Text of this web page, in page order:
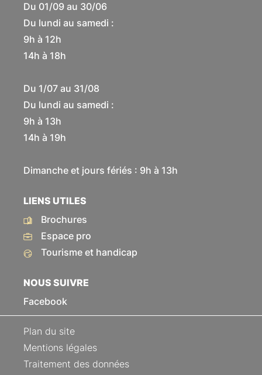
Du 01/09 au 30/06
Du lundi au samedi :
9h à 12h
14h à 18h
Du 1/07 au 31/08
Du lundi au samedi :
9h à 13h
14h à 19h
Dimanche et jours fériés : 9h à 13h
LIENS UTILES
Brochures
Espace pro
Tourisme et handicap
NOUS SUIVRE
Facebook
Plan du site
Mentions légales
Traitement des données